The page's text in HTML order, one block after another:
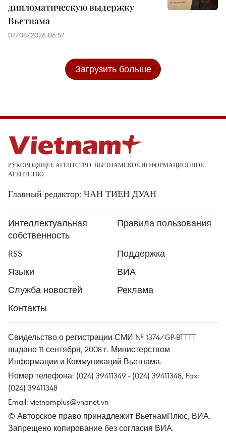
дипломатическую выдержку
Вьетнама
07/08/2026 06:57
Загрузить больше
РУКОВОДЯЩЕЕ АГЕНТСТВО: ВЬЕТНАМСКОЕ ИНФОРМАЦИОННОЕ
АГЕНТСТВО
Главный редактор: ЧАН ТИЕН ДУАН
Интеллектуальная
собственность
Правила пользования
RSS
Поддержка
Языки
ВИА
Служба новостей
Реклама
Контакты
Свидельство о регистрации СМИ № 1374/GP-BTTTT
выдано 11 сентября, 2008 г. Министерством
Информации и Коммуникаций Вьетнама.
Номер телефона: (024) 39411349 - (024) 39411348, Fax:
(024) 39411348
Email: vietnamplus@vnanet.vn
© Авторское право принадлежит ВьетнамПлюс, ВИА.
Запрещено копирование без согласия ВИА.